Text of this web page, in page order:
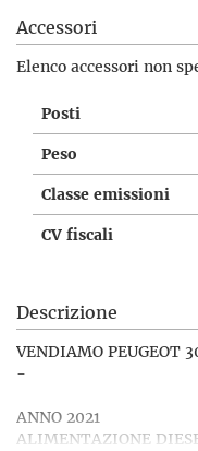
Accessori
Elenco accessori non
Posti
Peso
Classe emissioni
CV fiscali
Descrizione
VENDIAMO PEUGEOT
-
ANNO 2021
ALIMENTAZIONE